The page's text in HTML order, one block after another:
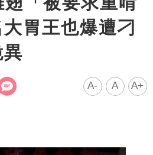
胃王也爆遭刁
A- A A+